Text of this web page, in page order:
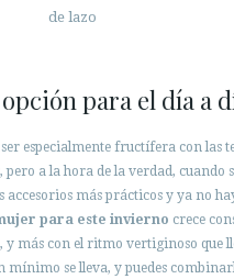
de lazo
para el día a
especialmente fructífera con las
a la hora de la verdad, cuando
más prácticos y ya no
para este invierno crece
más con el ritmo vertiginoso que
se lleva, y puedes